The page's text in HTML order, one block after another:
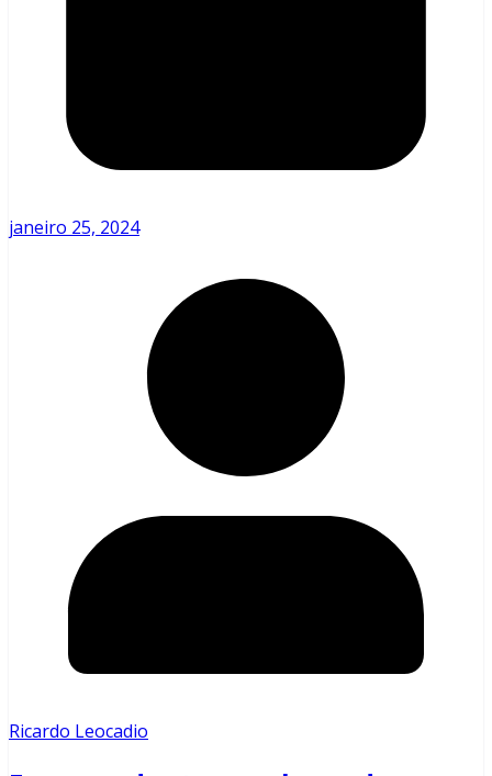
janeiro 25, 2024
Ricardo Leocadio